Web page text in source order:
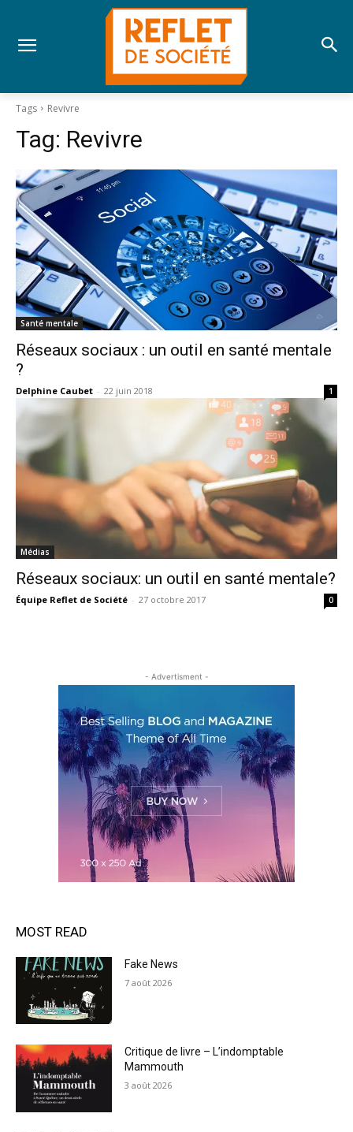
Tags Revivre
Tag: Revivre
Santé mentale
Réseaux sociaux : un outil en santé mentale
?
Delphine Caubet - 22 juin 2018 1
Médias
Réseaux sociaux: un outil en santé mentale?
Équipe Reflet de Société - 27 octobre 2017 0
- Advertisment -
MOST READ
Fake News
7 août 2026
Critique de livre – L’indomptable
Mammouth
3 août 2026